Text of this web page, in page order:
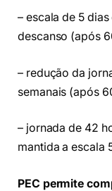
– escala de 5
descanso (após
– redução da
semanais (após
– jornada de 42
mantida a escala
PEC permite